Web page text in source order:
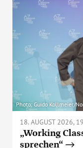
Photo: Guido Kollmeier/
18. AUGUST 2026,
„Working
sprechen“